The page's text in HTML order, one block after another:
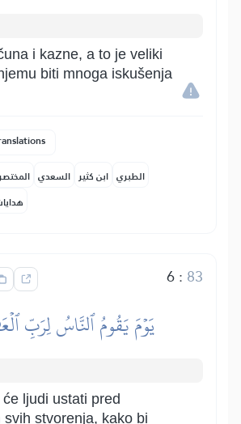
i kazne, a to je veliki
biti mnoga iskušenja
السعدي ابن كثير الطبري
6: 83
يَوۡمَ يَقُومُ ٱلنَّاسُ لِرَبِّ
ljudi ustati pred
svih stvorenja, kako bi